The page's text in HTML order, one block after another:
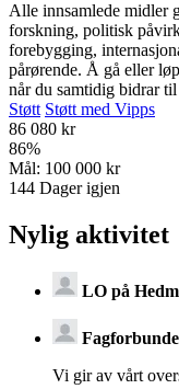
Alle innsamlede midler
forskning, politisk
forebygging,
pårørende. Å gå eller
når du samtidig bidrar
Støtt Støtt med Vipps
86 080 kr
86%
Mål: 100 000 kr
144 Dager igjen
Nylig aktivitet
LO på
Vi gir av vårt